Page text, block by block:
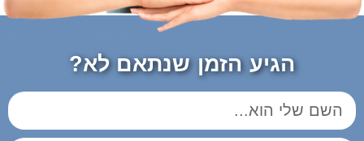
הגיע הזמן שנתאם לא?